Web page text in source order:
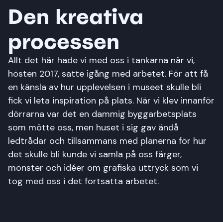
Den kreativa
processen
Allt det här hade vi med oss i tankarna när vi,
hösten 2017, satte igång med arbetet. För att få
en känsla av hur upplevelsen i museet skulle bli
fick vi leta inspiration på plats. När vi klev innanför
dörrarna var det en dammig byggarbetsplats
som mötte oss, men huset i sig gav ändå
ledtrådar och tillsammans med planerna för hur
det skulle bli kunde vi samla på oss färger,
mönster och idéer om grafiska uttryck som vi
tog med oss i det fortsatta arbetet.